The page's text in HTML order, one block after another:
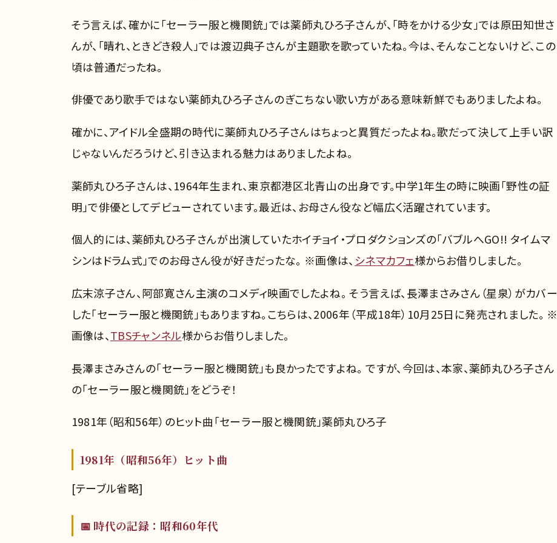
そう言えば、確かに「セーラー服と機関銃」では薬師丸ひろ子さんが、「時をかける少女」では原田知世さ
んが、「晴れ、ときどき殺人」では渡辺典子さんが主題歌を歌っていたね。今は、そんなことないけど、この
頃は普通だったね。
俳優であり歌手ではない薬師丸ひろ子さんのぎこちない歌い方がある意味新鮮でもありましたよね。
確かに、アイドル全盛期の時代に薬師丸ひろ子さんはちょっと異質だったよね。歌だって決して上手い訳
じゃないんだろうけど、引き込まれる魅力はありましたよね。
薬師丸ひろ子さんは、1964年生まれ、東京都港区北青山の出身です。中学1年生の時に映画「野性の証
明」で俳優としてデビューされています。最近は、お母さん役など幅広く活躍されています。
個人的には、薬師丸ひろ子さんが出演していたホイチョイ・プロダクションズの「バブルへGO!! タイムマ
シンはドラム式」でのお母さん役が好きだったな。 ※画像は、 シネマカフェ様からお借りしました。
広末涼子さん、阿部寛さん主演のコメディ映画でしたよね。 そう言えば、長澤まさみさん（星泉）がカバー
した「セーラー服と機関銃」もありますね。こちらは、2006年（平成18年）10月25日に発売されました。 ※
画像は、TBSチャンネル様からお借りしました。
長澤まさみさんの「セーラー服と機関銃」も良かったですよね。 ですが、今回は、本家、薬師丸ひろ子さん
の「セーラー服と機関銃」をどうぞ！
1981年（昭和56年）のヒット曲「セーラー服と機関銃」薬師丸ひろ子
1981年（昭和56年）ヒット曲
[テーブル省略]
📅 時代の記録：昭和60年代